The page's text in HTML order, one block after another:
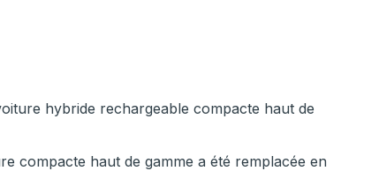
hybride rechargeable compacte haut de
compacte haut de gamme a été remplacée en